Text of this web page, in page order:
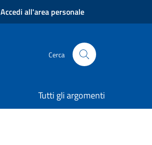
Accedi all'area personale
Cerca
Tutti gli argomenti